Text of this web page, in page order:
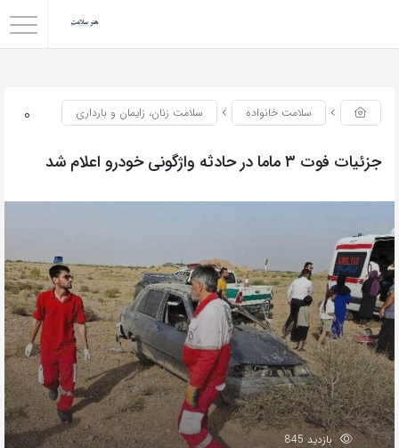
0 سلامت خانواده سلامت زنان، زایمان و بارداری
جزئیات فوت ۳ ماما در حادثه واژگونی خودرو اعلام شد
بازدید 845